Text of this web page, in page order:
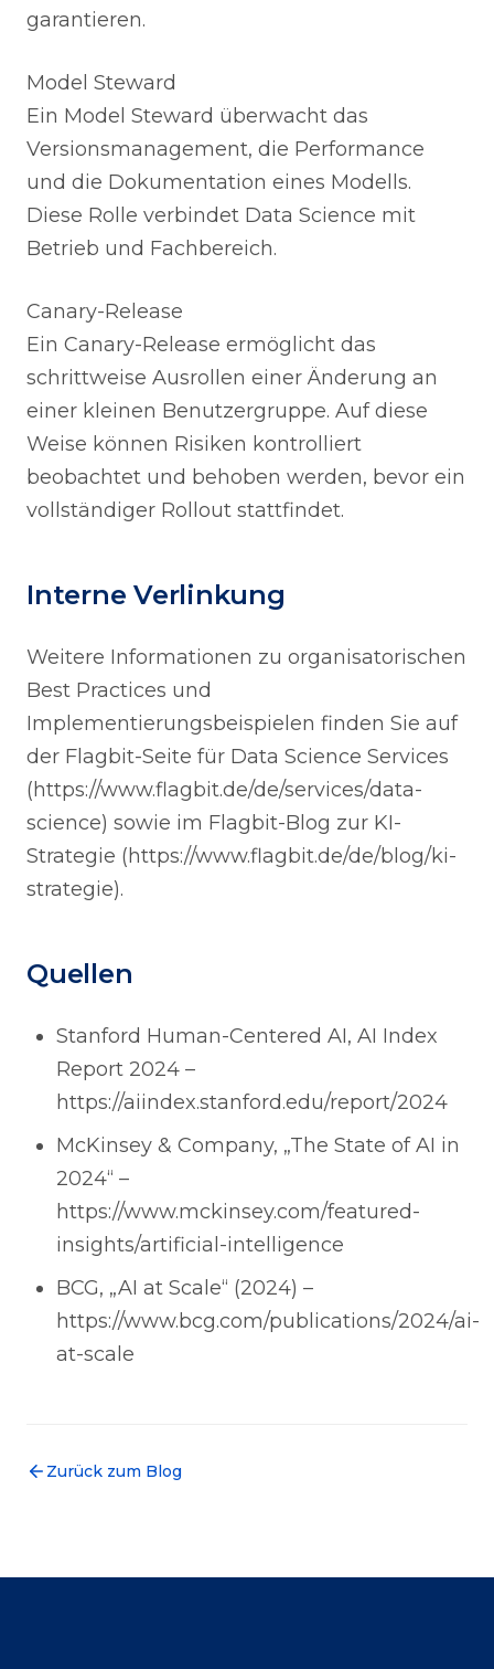
garantieren.
Model Steward
Ein Model Steward überwacht das
Versionsmanagement, die Performance
und die Dokumentation eines Modells.
Diese Rolle verbindet Data Science mit
Betrieb und Fachbereich.
Canary-Release
Ein Canary-Release ermöglicht das
schrittweise Ausrollen einer Änderung an
einer kleinen Benutzergruppe. Auf diese
Weise können Risiken kontrolliert
beobachtet und behoben werden, bevor ein
vollständiger Rollout stattfindet.
Interne Verlinkung
Weitere Informationen zu organisatorischen
Best Practices und
Implementierungsbeispielen finden Sie auf
der Flagbit-Seite für Data Science Services
(https://www.flagbit.de/de/services/data-
science) sowie im Flagbit-Blog zur KI-
Strategie (https://www.flagbit.de/de/blog/ki-
strategie).
Quellen
Stanford Human-Centered AI, AI Index
Report 2024 –
https://aiindex.stanford.edu/report/2024
McKinsey & Company, „The State of AI in
2024“ –
https://www.mckinsey.com/featured-
insights/artificial-intelligence
BCG, „AI at Scale“ (2024) –
https://www.bcg.com/publications/2024/ai-
at-scale
Zurück zum Blog